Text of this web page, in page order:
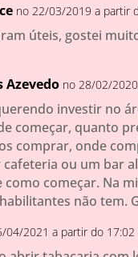
no 22/03/2019 a partir
úteis, gostei
Azevedo no 28/02/
investir no
começar, quanto
comprar, onde
cafeteria ou um bar
como começar. Na
não tem.
04/2021 a partir do 17:02